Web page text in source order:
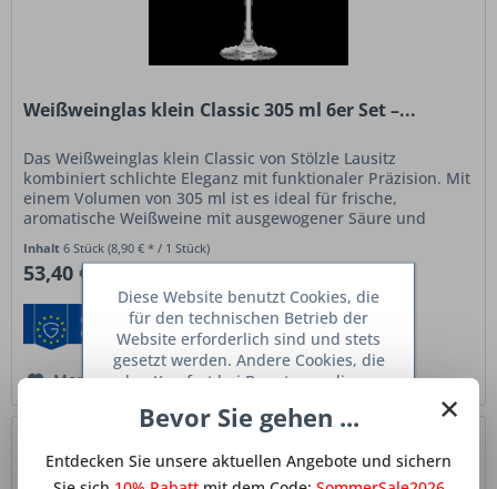
Weißweinglas klein Classic 305 ml 6er Set –...
Das Weißweinglas klein Classic von Stölzle Lausitz
kombiniert schlichte Eleganz mit funktionaler Präzision. Mit
einem Volumen von 305 ml ist es ideal für frische,
aromatische Weißweine mit ausgewogener Säure und
Inhalt6 Stück(8,90 € * / 1 Stück)
53,40 € *
Merken
×
Bevor Sie gehen ...
Entdecken Sie unsere aktuellen Angebote und sichern
Diese Website benutzt Cookies, die
für den technischen Betrieb der
Website erforderlich sind und stets
gesetzt werden. Andere Cookies, die
den Komfort bei Benutzung dieser
dienen oder die Interaktion mit
Netzwerken vereinfachen sollen,